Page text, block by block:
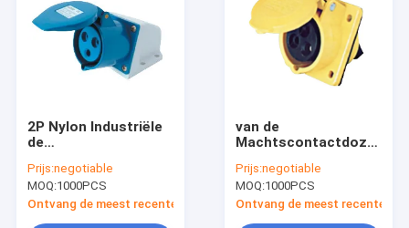
2P Nylon Industriële
de
16A 32A IP44 220V-
240V van E
Prijs:negotiable
MOQ:1000PCS
Ontvang de meest recente Prijs
van de
Machtscontactdozen
het Industriële
Internationale
Standaardcomité
Rechte Contactdoos
Prijs:negotiable
MOQ:1000PCS
Ontvang de meest recente